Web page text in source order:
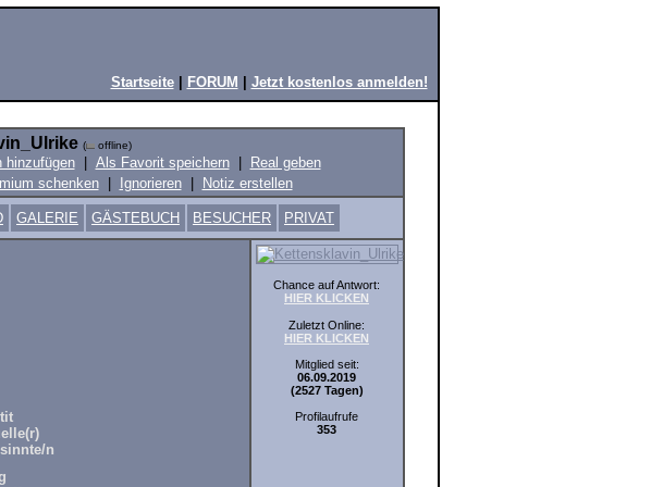
Startseite| FORUM Jetzt kostenlos anmelden!
( offline)
hinzufügen| Als Favorit speichern|
Real geben
schenken| Ignorieren| Notiz erstellen
GALERIE GÄSTEBUCH BESUCHER PRIVAT
n
Chance auf Antwort:
HIER KLICKEN
Zuletzt Online:
HIER KLICKEN
Mitglied seit:
06.09.2019
(2527 Tagen)
Profilaufrufe
353